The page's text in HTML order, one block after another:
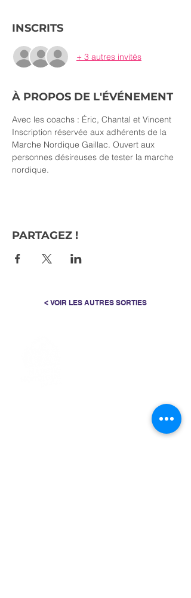
INSCRITS
+ 3 autres invités
À PROPOS DE L'ÉVÉNEMENT
Avec les coachs : Éric, Chantal et Vincent
Inscription réservée aux adhérents de la
Marche Nordique Gaillac. Ouvert aux
personnes désireuses de tester la marche
nordique.
PARTAGEZ !
< VOIR LES AUTRES SORTIES